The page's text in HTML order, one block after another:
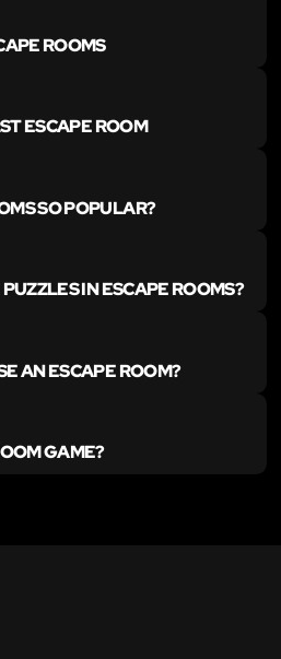
ROOMS
ESCAPE ROOM
SO POPULAR?
IN ESCAPE ROOMS?
AN ESCAPE ROOM?
GAME?